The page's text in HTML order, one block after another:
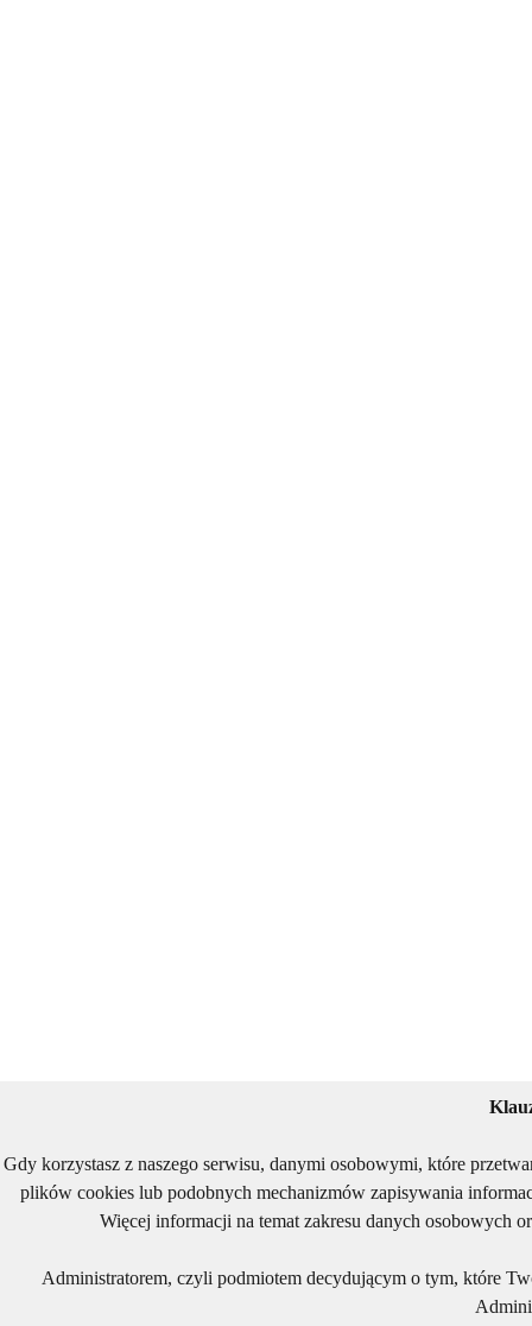
Gdy korzystasz z naszego serwisu, danymi osobowymi, które
plików cookies lub podobnych mechanizmów zapisywania
Więcej informacji na temat zakresu danych osobowych
Administratorem, czyli podmiotem decydującym o tym, które